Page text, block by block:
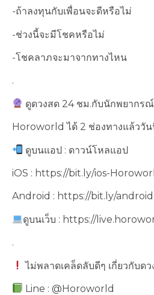
-ถ้าลงทุนกับเพื่อนจะดีหรือไม่
-ช่วงนี้จะมีโชคหรือไม่
-โชคลาภจะมาจากทางไหน
.
ดูดวงสด 24 ชม.กับนักพยากรณ์
Horoworld ได้ 2 ช่องทางแล้ววั
ดูบนแอป : ดาวน์โหลแอป
iOS : https://bit.ly/ios-
Android : https://bit.ly/
ดูบนเว็บ​ : https://
.
ไม่พลาดเคล็ดลับดีๆ เกี่ยวกับดว
Line : @Horoworld